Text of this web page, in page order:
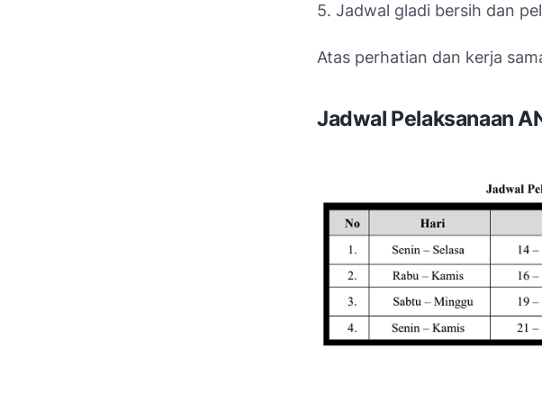
5. Jadwal gladi bersih dan
Atas perhatian dan kerja
Jadwal Pelaksanaan